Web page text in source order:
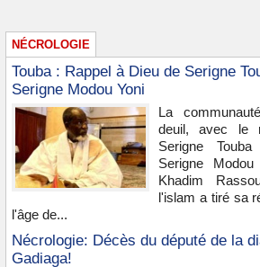
NÉCROLOGIE
Touba : Rappel à Dieu de Serigne
Serigne Modou Yoni
La
deuil, avec le
Serigne
Serigne
Khadim
l'islam a tiré sa
l'âge de...
Nécrologie: Décès du député de la
Gadiaga!